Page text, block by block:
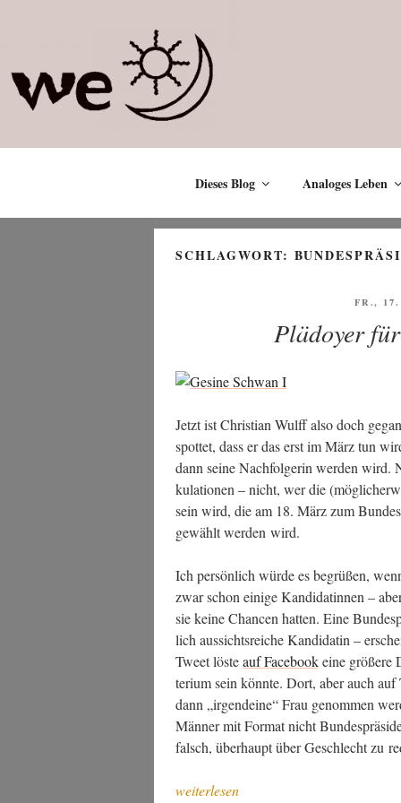
Dieses Blog Analoges Leben
SCHLAGWORT:
FR., 17.
Plädoyer
Jetzt ist Chris­ti­an Wulff also doch
spot­tet, dass er das erst im März tun
dann sei­ne Nach­fol­ge­rin wer­den wird.
ku­la­tio­nen – nicht, wer die
sein wird, die am 18. März zum
gewählt wer­den wird.
Ich per­sön­lich wür­de es begrü­ßen,
zwar schon eini­ge Kan­di­da­tin­nen –
sie kei­ne Chan­cen hat­ten. Eine
lich aus­sichts­rei­che Kan­di­da­tin –
Tweet lös­teauf Face­bookeine grö­ße­re
te­ri­um sein könn­te. Dort, aber auch
dann „irgend­ei­ne“ Frau genom­men
Män­ner mit For­mat nicht
falsch, über­haupt über Geschlecht zu
„Plä­
weiterlesen